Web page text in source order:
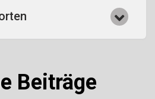
Beiträge